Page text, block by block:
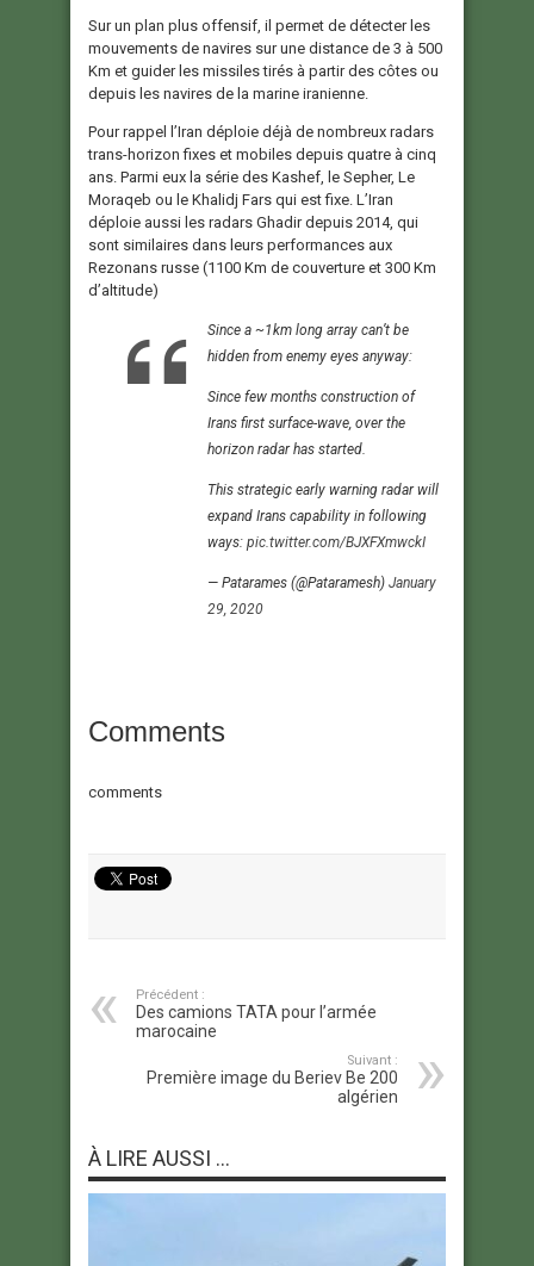
Sur un plan plus offensif, il permet de détecter les
mouvements de navires sur une distance de 3 à 500
Km et guider les missiles tirés à partir des côtes ou
depuis les navires de la marine iranienne.
Pour rappel l’Iran déploie déjà de nombreux radars
trans-horizon fixes et mobiles depuis quatre à cinq
ans. Parmi eux la série des Kashef, le Sepher, Le
Moraqeb ou le Khalidj Fars qui est fixe. L’Iran
déploie aussi les radars Ghadir depuis 2014, qui
sont similaires dans leurs performances aux
Rezonans russe (1100 Km de couverture et 300 Km
d’altitude)
Since a ~1km long array can’t be
hidden from enemy eyes anyway:
Since few months construction of
Irans first surface-wave, over the
horizon radar has started.
This strategic early warning radar will
expand Irans capability in following
ways: pic.twitter.com/BJXFXmwckI
— Patarames (@Pataramesh) January
29, 2020
Comments
comments
Précédent :
Des camions TATA pour l’armée
marocaine
Suivant :
Première image du Beriev Be 200
algérien
À LIRE AUSSI ...